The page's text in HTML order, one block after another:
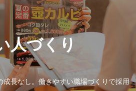
人づくり
成長なし。働きやすい職場づくりで採用